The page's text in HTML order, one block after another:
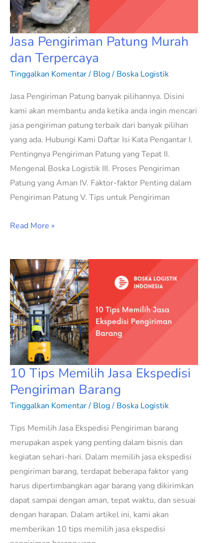
Jasa Pengiriman Patung Murah
dan Terpercaya
Tinggalkan Komentar/ Blog/ Boska Logistik
Jasa Pengiriman Patung banyak pilihannya. Disini
kami akan membantu anda ketika anda ingin mencari
jasa pengiriman patung terbaik dari banyak pilihan
yang ada. Hubungi Kami Daftar Isi Kata Pengantar I.
Pentingnya Pengiriman Patung yang Tepat II.
Mengenal Boska Logistik III. Proses Pengiriman
Patung yang Aman IV. Faktor-faktor Penting dalam
Pengiriman Patung V. Tips untuk Pengiriman
Terpercaya
Read More »
10 Tips Memilih Jasa Ekspedisi
Pengiriman Barang
Tinggalkan Komentar/ Blog/ Boska Logistik
Tips Memilih Jasa Ekspedisi Pengiriman barang
merupakan aspek yang penting dalam bisnis dan
kegiatan sehari-hari. Dalam memilih jasa ekspedisi
pengiriman barang, terdapat beberapa faktor yang
harus dipertimbangkan agar barang yang dikirimkan
dapat sampai dengan aman, tepat waktu, dan sesuai
dengan harapan. Dalam artikel ini, kami akan
memberikan 10 tips memilih jasa ekspedisi
10
Tips
Memilih
Jasa
Ekspedisi
Pengiriman
Barang